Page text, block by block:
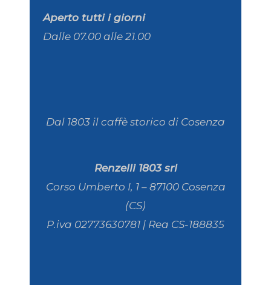
Aperto tutti i giorni
Dalle 07.00 alle 21.00
Dal 1803 il caffè storico di Cosenza
Renzelli 1803 srl
Corso Umberto I, 1 – 87100 Cosenza
(CS)
P.iva 02773630781 | Rea CS-188835